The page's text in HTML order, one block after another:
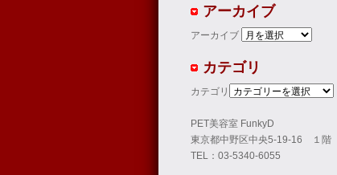
アーカイブ
アーカイブ
カテゴリ
カテゴリ
PET美容室 FunkyD
東京都中野区中央5-19-16 １階
TEL：03-5340-6055